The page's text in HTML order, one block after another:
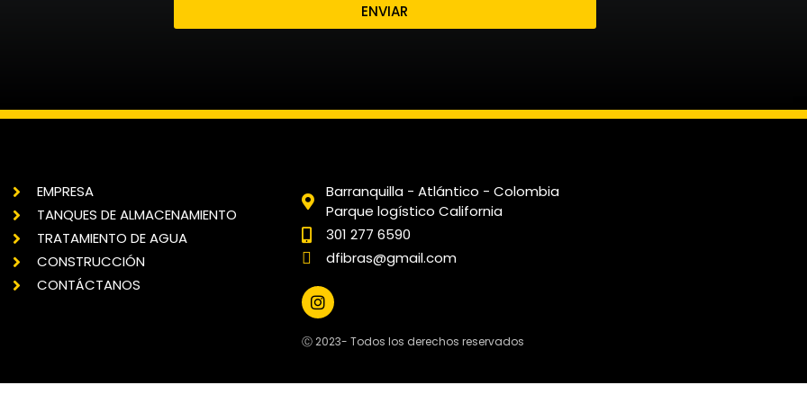
ENVIAR
EMPRESA
TANQUES DE ALMACENAMIENTO
TRATAMIENTO DE AGUA
CONSTRUCCIÓN
CONTÁCTANOS
Barranquilla - Atlántico - Colombia
Parque logístico California
301 277 6590
dfibras@gmail.com
Ⓒ 2023- Todos los derechos reservados